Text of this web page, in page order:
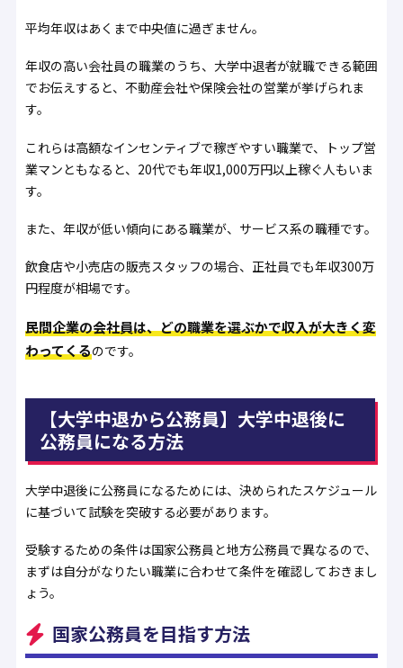
平均年収はあくまで中央値に過ぎません。
年収の高い会社員の職業のうち、大学中退者が就職できる範囲
でお伝えすると、不動産会社や保険会社の営業が挙げられま
す。
これらは高額なインセンティブで稼ぎやすい職業で、トップ営
業マンともなると、20代でも年収1,000万円以上稼ぐ人もいま
す。
また、年収が低い傾向にある職業が、サービス系の職種です。
飲食店や小売店の販売スタッフの場合、正社員でも年収300万
円程度が相場です。
民間企業の会社員は、どの職業を選ぶかで収入が大きく変
わってくるのです。
【大学中退から公務員】大学中退後に
公務員になる方法
大学中退後に公務員になるためには、決められたスケジュール
に基づいて試験を突破する必要があります。
受験するための条件は国家公務員と地方公務員で異なるので、
まずは自分がなりたい職業に合わせて条件を確認しておきまし
ょう。
国家公務員を目指す方法